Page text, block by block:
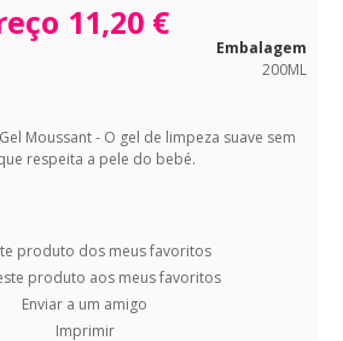
11,20 €
Embalagem
200ML
Moussant - O gel de limpeza suave sem
respeita a pele do bebé.
produto dos meus favoritos
produto aos meus favoritos
Enviar a um amigo
Imprimir